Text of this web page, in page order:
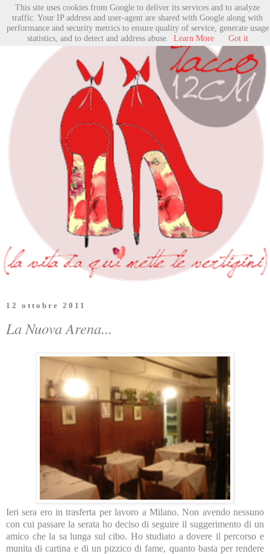
12 ottobre 2011
La Nuova Arena...
Ieri sera ero in trasferta per lavoro a Milano. Non avendo nessuno
con cui passare la serata ho deciso di seguire il suggerimento di un
amico che la sa lunga sul cibo. Ho studiato a dovere il percorso e
munita di cartina e di un pizzico di fame, quanto basta per rendere
This site uses cookies from Google to deliver its services and to analyze
traffic. Your IP address and user-agent are shared with Google along with
performance and security metrics to ensure quality of service, generate usage
statistics, and to detect and address abuse.
Learn More Got it